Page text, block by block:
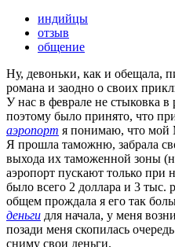
индийцы
отзыв
общение
Ну, девоньки, как и обещала,
романа и заодно о своих
У нас в феврале не стыковка
поэтому было принято, что
аэропорт я понимаю, что мой
Я прошла таможню, забрала
выхода их таможенной зоны
аэропорт пускают только при
было всего 2 доллара и 3 тыс.
общем прождала я его так
деньги для начала, у меня
позади меня скопилась
сниму свои деньги.